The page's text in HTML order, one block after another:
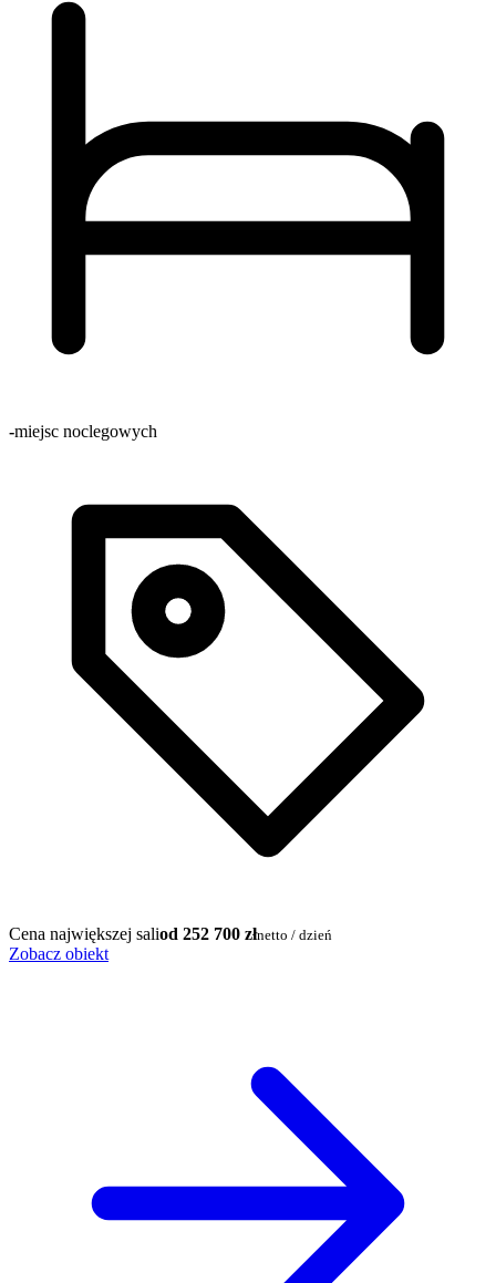
-miejsc noclegowych
Cena największej saliod 252 700 złnetto / dzień
Zobacz obiekt